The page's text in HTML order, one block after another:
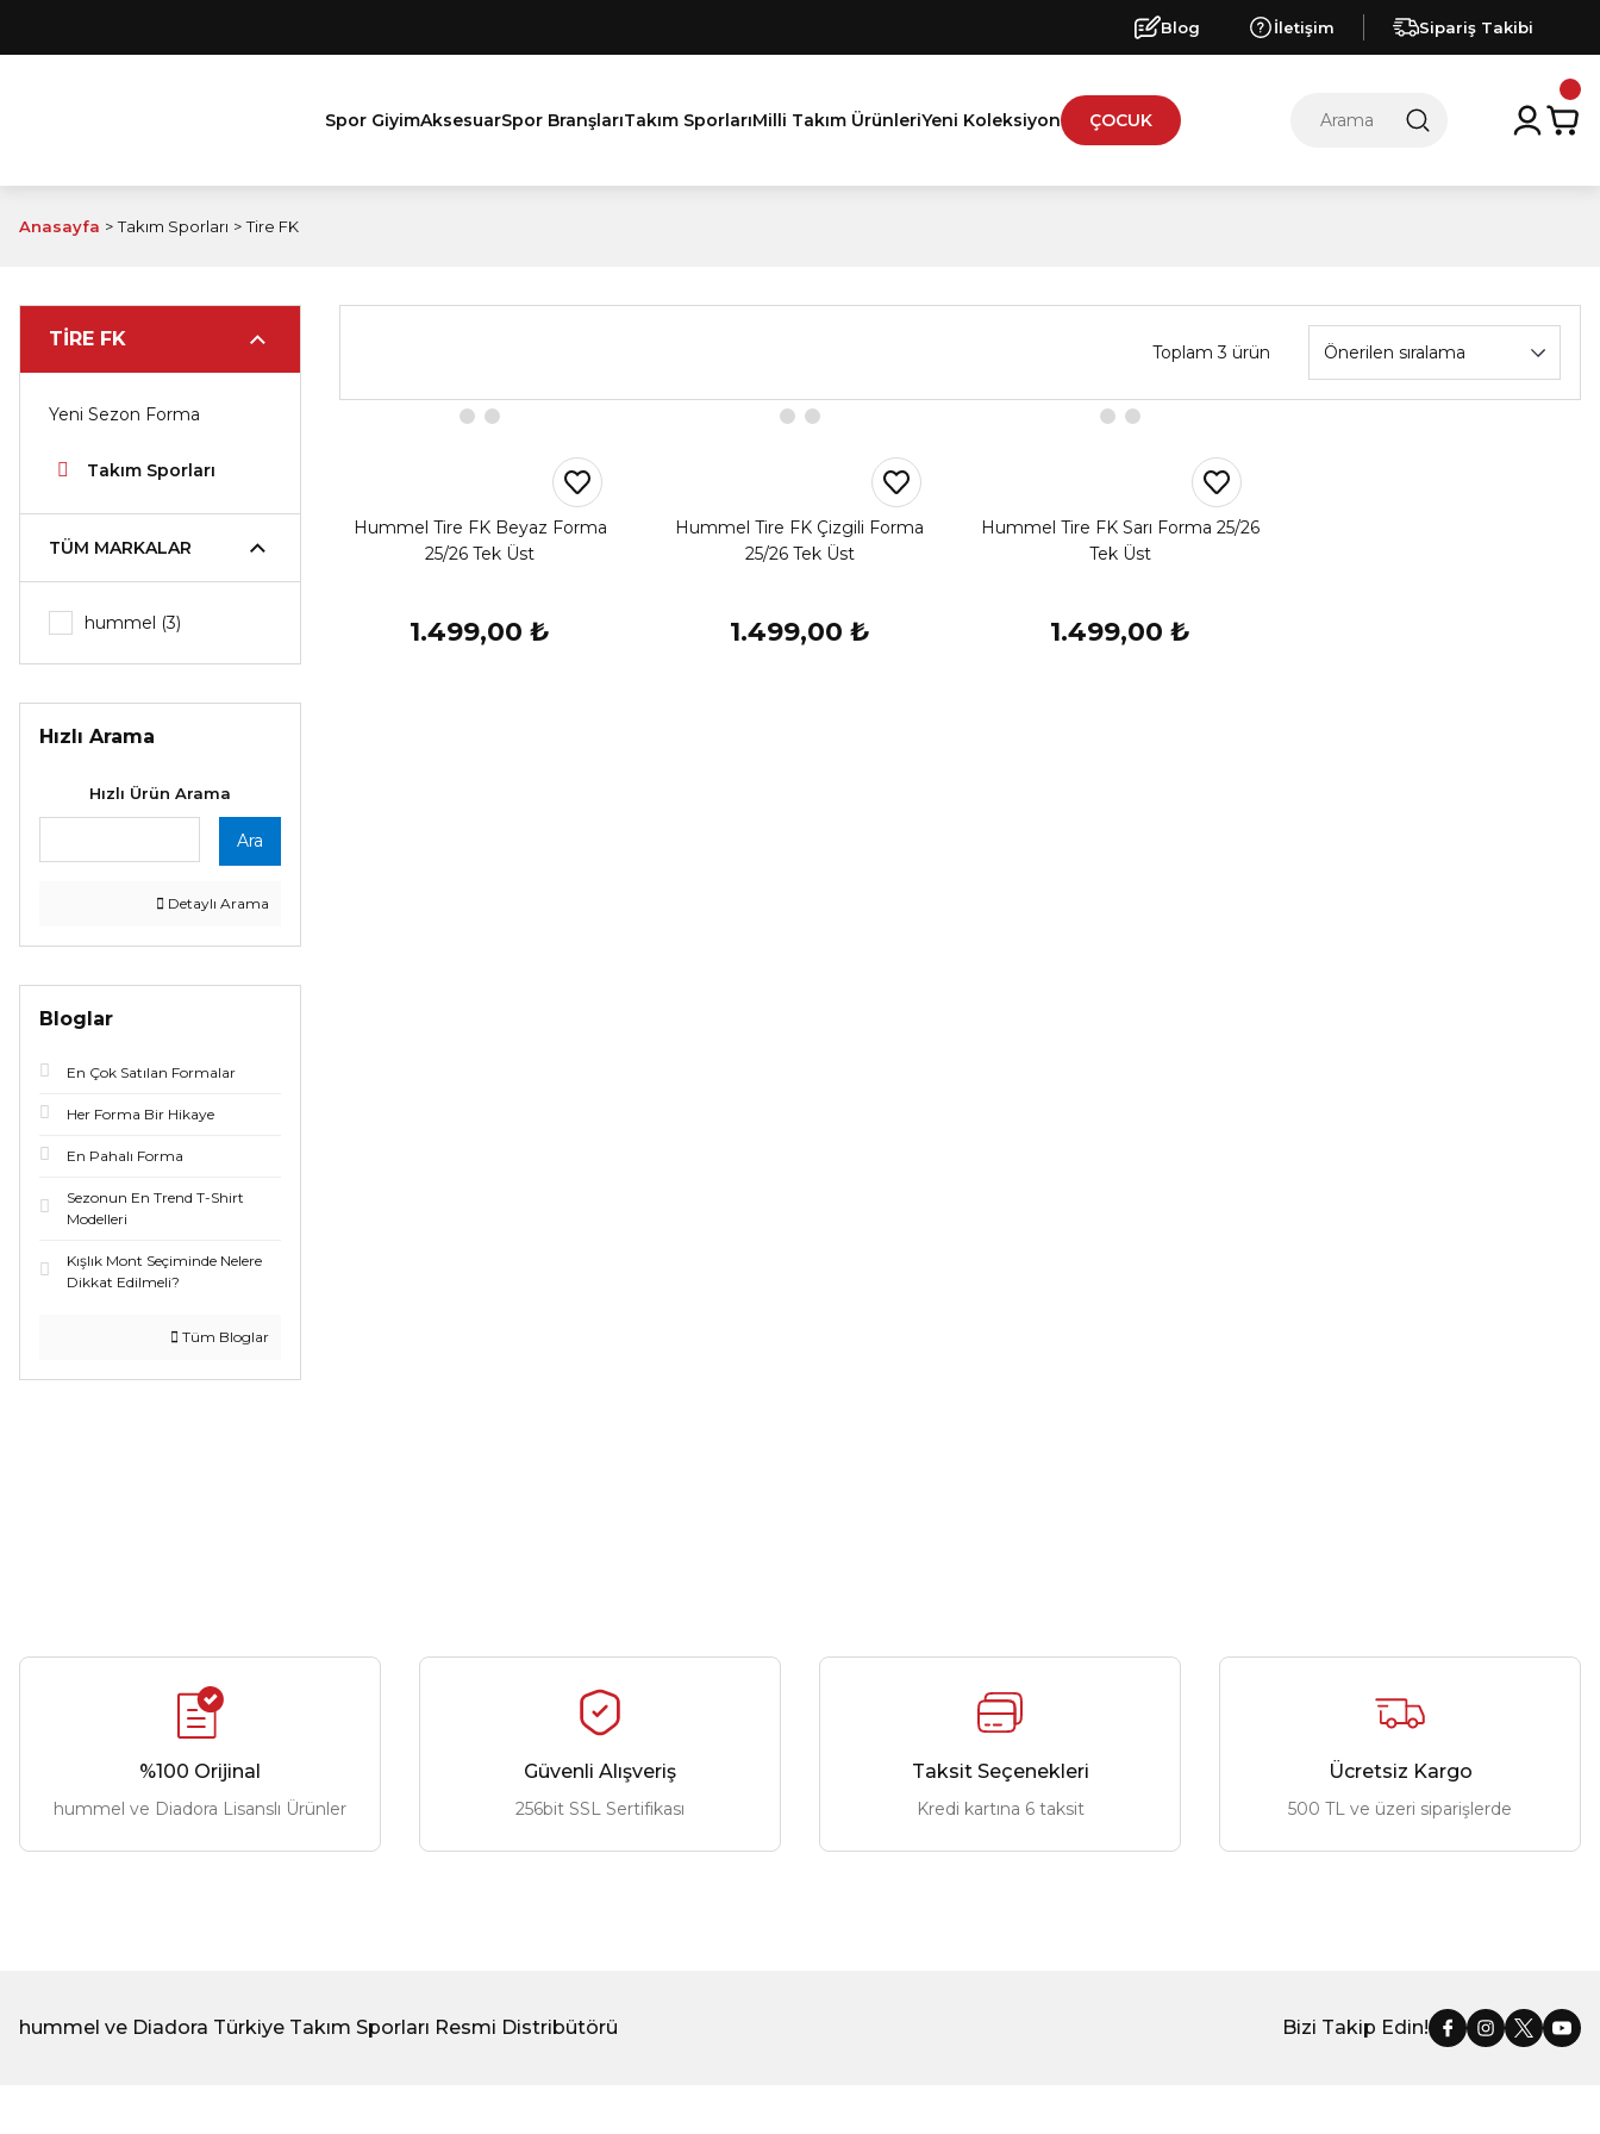
Blog İletişim Sipariş Takibi
Spor GiyimAksesuarSpor BranşlarıTakım SporlarıMilli Takım ÜrünleriYeni Koleksiyon ÇOCUK
Anasayfa Takım Sporları Tire FK
TIRE FK
Yeni Sezon Forma
Takım Sporları
TÜM MARKALAR
hummel (3)
Hızlı Arama
Hızlı Ürün Arama
Ara
Detaylı Arama
Bloglar
En Çok Satılan Formalar
Her Forma Bir Hikaye
En Pahalı Forma
Sezonun En Trend T-Shirt
Modelleri
Kışlık Mont Seçiminde Nelere
Dikkat Edilmeli?
Tüm Bloglar
Toplam 3 ürün
Hummel Tire FK Beyaz Forma
25/26 Tek Üst
1.499,00 ₺
Hummel Tire FK Çizgili Forma
25/26 Tek Üst
1.499,00 ₺
Hummel Tire FK Sarı Forma 25/26
Tek Üst
1.499,00 ₺
%100 Orijinal
hummel ve Diadora Lisanslı Ürünler
Güvenli Alışveriş
256bit SSL Sertifikası
Taksit Seçenekleri
Kredi kartına 6 taksit
Ücretsiz Kargo
500 TL ve üzeri siparişlerde
hummel ve Diadora Türkiye Takım Sporları Resmi Distribütörü Bizi Takip Edin!